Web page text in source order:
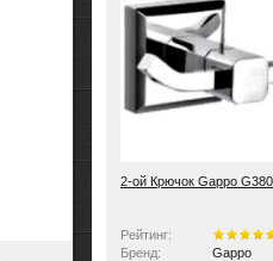
2-ой Крючок Gappo
Рейтинг:
Бренд:
Gappo